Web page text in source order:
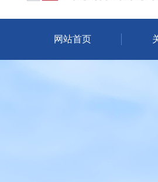
网站首页